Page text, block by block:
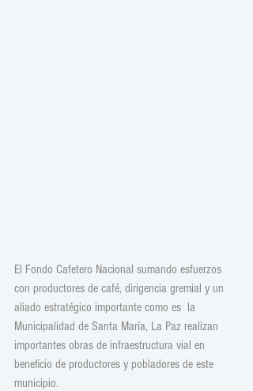
El Fondo Cafetero Nacional sumando esfuerzos
con productores de café, dirigencia gremial y un
aliado estratégico importante como es  la
Municipalidad de Santa María, La Paz realizan
importantes obras de infraestructura vial en
beneficio de productores y pobladores de este
municipio.